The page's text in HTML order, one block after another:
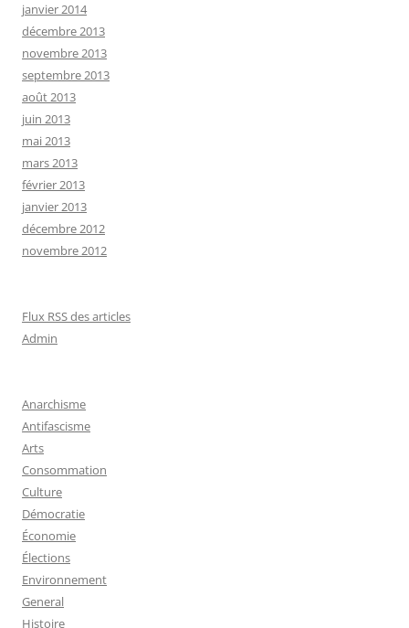
janvier 2014
décembre 2013
novembre 2013
septembre 2013
août 2013
juin 2013
mai 2013
mars 2013
février 2013
janvier 2013
décembre 2012
novembre 2012
Flux RSS des articles
Admin
Anarchisme
Antifascisme
Arts
Consommation
Culture
Démocratie
Économie
Élections
Environnement
General
Histoire